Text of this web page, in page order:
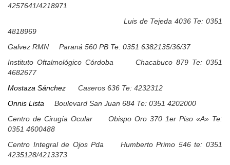
4257641/4218971
Luis de Tejeda 4036 Te: 0351
4818969
Galvez RMN Paraná 560 PB Te: 0351 6382135/36/37
Instituto Oftalmológico Córdoba Chacabuco 879 Te: 0351
4682677
Mostaza Sánchez Caseros 636 Te: 4232312
Onnis Lista Boulevard San Juan 684 Te: 0351 4202000
Centro de Cirugía Ocular Obispo Oro 370 1er Piso «A» Te:
0351 4600488
Centro Integral de Ojos Pda Humberto Primo 546 te: 0351
4235128/4213373